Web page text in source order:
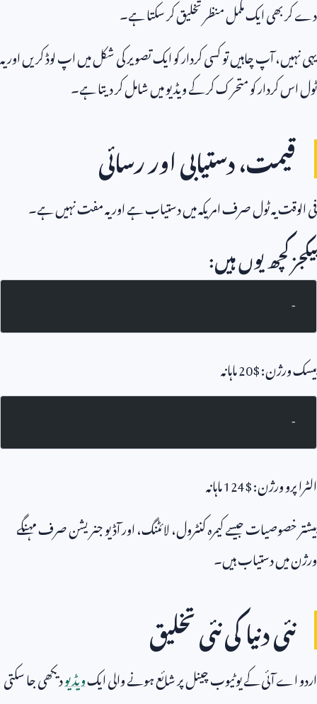
دے کر بھی ایک مکمل منظر تخلیق کر سکتا ہے۔
یہی نہیں، آپ چاہیں تو کسی کردار کو ایک تصویر کی شکل میں اپ لوڈ کریں اور یہ
ٹول اس کردار کو متحرک کر کے ویڈیو میں شامل کر دیتا ہے۔
قیمت، دستیابی اور رسائی
فی الوقت یہ ٹول صرف امریکہ میں دستیاب ہے اور یہ مفت نہیں ہے۔
پیکجز کچھ یوں ہیں:
-
بیسک ورژن: $20ماہانہ
-
الٹرا پرو ورژن: $124ماہانہ
بیشتر خصوصیات جیسے کیمرہ کنٹرول، لائٹنگ، اور آڈیو جنریشن صرف مہنگے
ورژن میں دستیاب ہیں۔
نئی دنیا کی نئی تخلیق
اردو اے آئی کے یوٹیوب چینل پر شائع ہونے والی ایکویڈیودیکھی جا سکتی